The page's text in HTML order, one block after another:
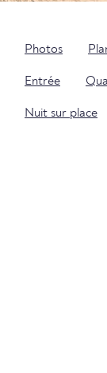
Photos
Entrée
Nuit sur place